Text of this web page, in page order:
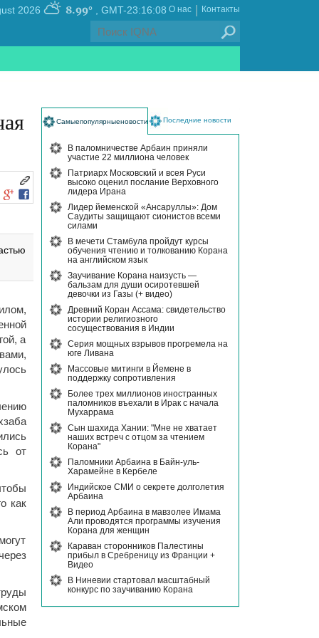
GMT-23:16:08
8.99° Контакты
|
О нас
а
от
как
Самыепопулярныеновости Последние новости
В паломничестве Арбаин приняли
участие 22 миллиона человек
Патриарх Московский и всея Руси
высоко оценил послание Верховного
лидера Ирана
Лидер йеменской «Ансаруллы»: Дом
Саудиты защищают сионистов всеми
силами
В мечети Стамбула пройдут курсы
обучения чтению и толкованию Корана
на английском язык
Заучивание Корана наизусть —
бальзам для души осиротевшей
девочки из Газы (+ видео)
Древний Коран Ассама: свидетельство
истории религиозного
сосуществования в Индии
Серия мощных взрывов прогремела на
юге Ливана
Массовые митинги в Йемене в
поддержку сопротивления
Более трех миллионов иностранных
паломников въехали в Ирак с начала
Мухаррама
Сын шахида Хании: "Мне не хватает
наших встреч с отцом за чтением
Корана"
Паломники Арбаина в Байн-уль-
Харамейне в Кербеле
Индийское СМИ о секрете долголетия
Арбаина
В период Арбаина в мавзолее Имама
Али проводятся программы изучения
Корана для женщин
Караван сторонников Палестины
прибыл в Сребреницу из Франции +
Видео
В Ниневии стартовал масштабный
конкурс по заучиванию Корана